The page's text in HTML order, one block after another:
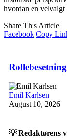
hvordan en velvalgt
Share This Article
Facebook Copy
Emil Karlsen
August 10, 2026
💡 Redaktørens